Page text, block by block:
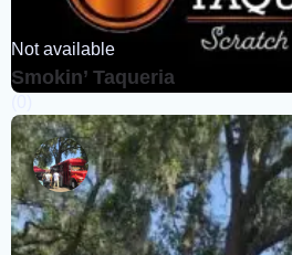
Not available
Smokin’ Taqueria